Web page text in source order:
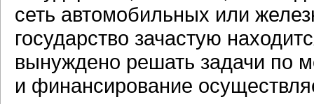
сеть автомобильных или
государство зачастую
вынуждено решать задачи по
и финансирование